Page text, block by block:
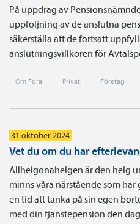
På uppdrag av
uppföljning av de anslutna
säkerställa att de fortsatt
anslutningsvillkoren för
Om Fora Privat Företag
31 oktober 2024
Vet du om du har
Allhelgonahelgen är den helg
minns våra närstående som
en tid att tänka på sin egen
med din tjänstepension den